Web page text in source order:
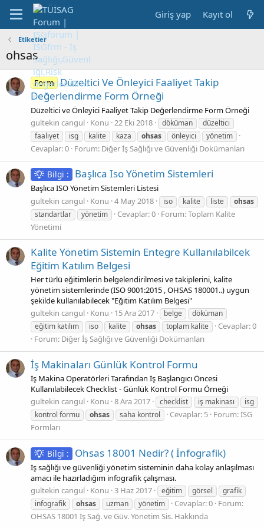
Giriş yap Kayıt ol
Etiketler
ohsas
Form Düzeltici Ve Önleyici Faaliyet Takip
Değerlendirme Form Örneği
Düzeltici ve Önleyici Faaliyet Takip Değerlendirme Form Örneği
gultekin cangul Konu 22 Eki 2018 döküman
düzeltici
faaliyet
isg kalite kaza ohsas önleyici yönetim
Cevaplar: 0 Forum: Diğer İş Sağlığı ve Güvenliği Dokümanları
Bilgi : Başlıca Iso Yönetim Sistemleri
Başlıca ISO Yönetim Sistemleri Listesi
gultekin cangul Konu 4 May 2018 iso kalite liste
ohsas
standartlar
yönetim Cevaplar: 0 Forum:Toplam Kalite
Yönetimi
Kalite Yönetim Sistemin Entegre Kullanılabilcek
Eğitim Katılım Belgesi
Her türlü eğitimlerin belgelendirilmesi ve takiplerini, kalite
yönetim sistemlerinde (ISO 9001:2015 , OHSAS 180001..) uygun
şekilde kullanılabilecek "Eğitim Katılım Belgesi"
gultekin cangul Konu 15 Ara 2017 belge
döküman
eğitim katılım
iso kalite ohsas toplam kalite
Cevaplar: 0
Forum: Diğer İş Sağlığı ve Güvenliği Dokümanları
İş Makinaları Günlük Kontrol Formu
İş Makina Operatörleri Tarafından İş Başlangıcı Öncesi
Kullanılabilecek Checklist - Günlük Kontrol Formu Örneği
gultekin cangul Konu 8 Ara 2017 checklist iş makinası
isg
kontrol formu
ohsas saha kontrol Cevaplar: 5 Forum:İSG
Formları
Bilgi : Ohsas 18001 Nedir? ( İnfografik)
İş sağlığı ve güvenliği yönetim sisteminin daha kolay anlaşılması
amacı ile hazırladığım infografik çalışması.
gultekin cangul Konu 3 Haz 2017 eğitim görsel
grafik
infografik
ohsas uzman yönetim Cevaplar: 0 Forum:
OHSAS 18001 İş Sağ. ve Güv. Yönetim Sis. Hakkında